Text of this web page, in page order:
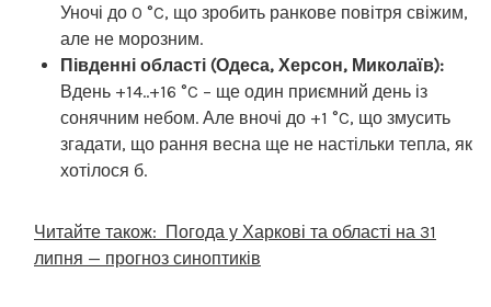
Уночі до 0 °C, що зробить ранкове повітря свіжим,
але не морозним.
Південні області (Одеса, Херсон, Миколаїв):
Вдень +14..+16 °C – ще один приємний день із
сонячним небом. Але вночі до +1 °C, що змусить
згадати, що рання весна ще не настільки тепла, як
хотілося б.
Читайте також: Погода у Харкові та області на 31
липня — прогноз синоптиків